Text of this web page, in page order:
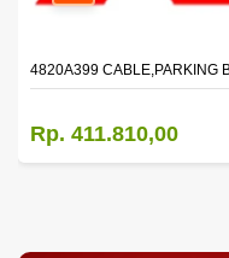
4820A399 CABLE,PARKING
Rp. 411.810,00